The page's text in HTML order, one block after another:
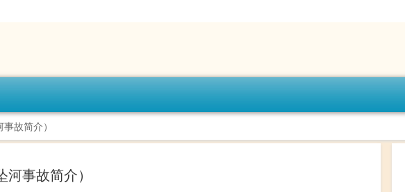
故简介）
事故简介）